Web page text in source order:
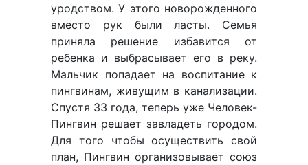
уродством. У этого новорожденного
вместо рук были ласты. Семья
приняла решение избавится от
ребенка и выбрасывает его в реку.
Мальчик попадает на воспитание к
пингвинам, живущим в канализации.
Спустя 33 года, теперь уже Человек-
Пингвин решает завладеть городом.
Для того чтобы осуществить свой
план, Пингвин организовывает союз